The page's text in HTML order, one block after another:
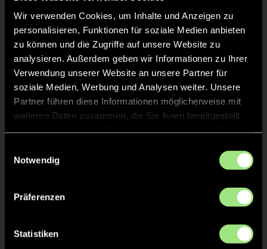
Wir verwenden Cookies, um Inhalte und Anzeigen zu
personalisieren, Funktionen für soziale Medien anbieten
zu können und die Zugriffe auf unsere Website zu
analysieren. Außerdem geben wir Informationen zu Ihrer
Verwendung unserer Website an unsere Partner für
soziale Medien, Werbung und Analysen weiter. Unsere
Partner führen diese Informationen möglicherweise mit
weiteren Daten zusammen, die Sie ihnen bereitgestellt
Notwendig
Präferenzen
Statistiken
Sheyenne
K.
Jolanda
K.
Staff